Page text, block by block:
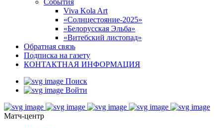
События
Viva Kola Art
«Солнцестояние-2025»
«Белорусская Эльба»
«Витебский листопад»
Обратная связь
Подписка на газету
КОНТАКТНАЯ ИНФОРМАЦИЯ
Поиск
Войти
Матч-центр